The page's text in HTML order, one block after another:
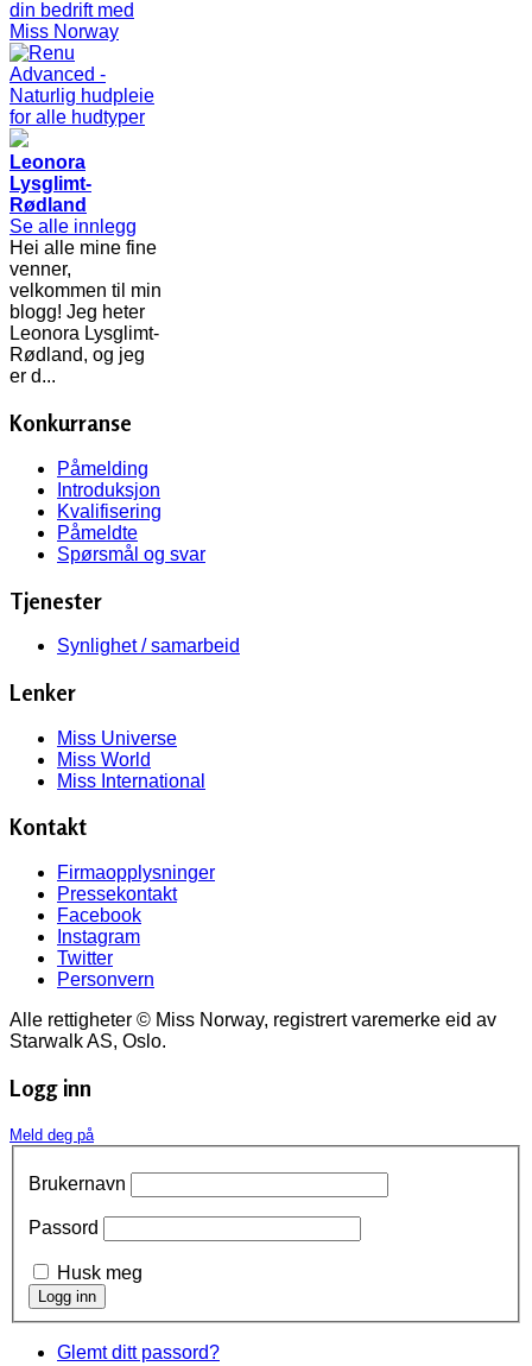
Leonora
Lysglimt-
Rødland
Se alle innlegg
Hei alle mine fine
venner,
velkommen til min
blogg! Jeg heter
Leonora Lysglimt-
Rødland, og jeg
er d...
Konkurranse
Påmelding
Introduksjon
Kvalifisering
Påmeldte
Spørsmål og svar
Tjenester
Synlighet / samarbeid
Lenker
Miss Universe
Miss World
Miss International
Kontakt
Firmaopplysninger
Pressekontakt
Facebook
Instagram
Twitter
Personvern
Alle rettigheter © Miss Norway, registrert varemerke eid av
Starwalk AS, Oslo.
Logg inn
Meld deg på
Brukernavn
Passord
Husk meg
Glemt ditt passord?